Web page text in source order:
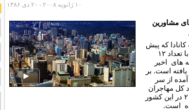
۱۰ ژانویه ۲۰۰۸ - ۲۰ دی ۱۳۸۶
مشاورین
کانادا که پیش
از جنگ دوم جهانی با تعداد ۱۲
های اخیر
است. بر
از سر
کل مهاجران
ایرانی در سال ۲۰۰۱ در این کشور